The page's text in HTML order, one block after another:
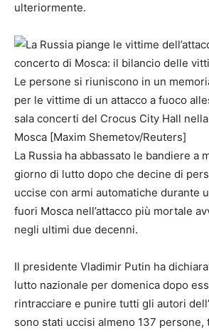
ulteriormente.
Le persone si riuniscono in un
per le vittime di un attacco a fuoco
sala concerti del Crocus City Hall
Mosca [Maxim Shemetov/Reuters]
La Russia ha abbassato le bandiere a
giorno di lutto dopo che decine di
uccise con armi automatiche durante
fuori Mosca nell’attacco più mortale
negli ultimi due decenni.
Il presidente Vladimir Putin ha
lutto nazionale per domenica dopo
rintracciare e punire tutti gli autori
sono stati uccisi almeno 137 persone,